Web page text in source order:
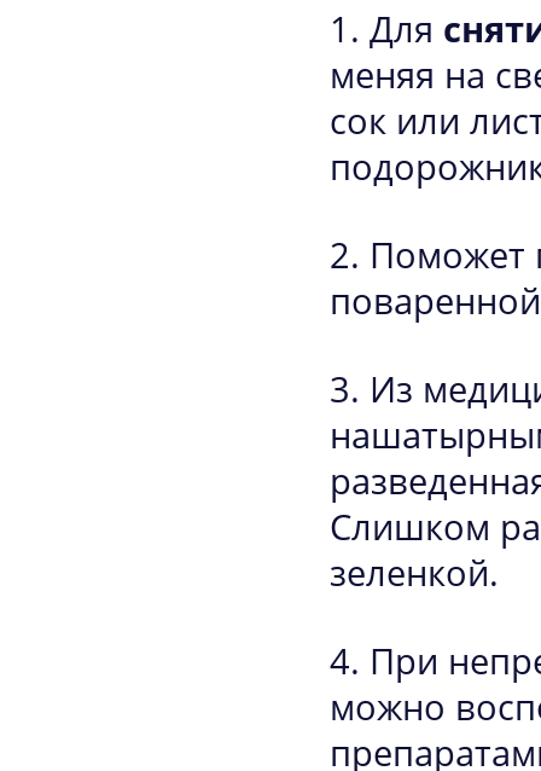
Для
меняя на
сок или
Поможет
Из
Слишком
зеленкой.
При
можно